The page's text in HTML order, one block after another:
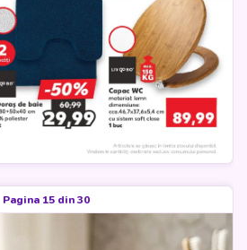
Pagina 15 din 30